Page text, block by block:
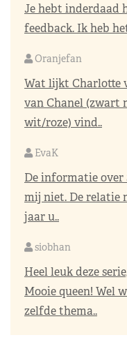
Je hebt inderdaad
feedback. Ik heb
Oranjefan
Wat lijkt Charlotte
van Chanel (zwart
wit/roze) vind..
EvaK
De informatie over
mij niet. De relatie
jaar u..
siobhan
Heel leuk deze
Mooie queen! Wel
zelfde thema..